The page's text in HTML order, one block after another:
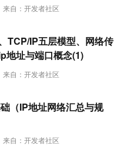
来自：开发者社区
来自：开发者社区
TCP/IP五层模型、网络传
地址与端口概念(1)
来自：开发者社区
（IP地址网络汇总与规